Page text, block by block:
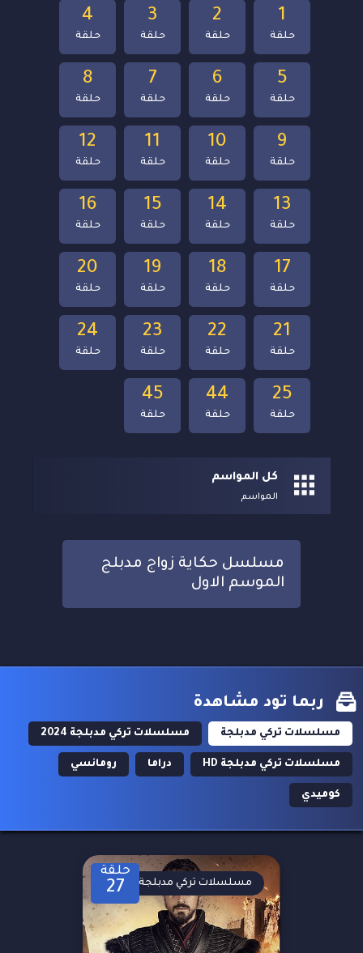
45
حلقة
44
حلقة
25
حلقة
24
حلقة
23
حلقة
22
حلقة
21
حلقة
20
حلقة
19
حلقة
18
حلقة
17
حلقة
16
حلقة
15
حلقة
14
حلقة
13
حلقة
12
حلقة
11
حلقة
10
حلقة
9
حلقة
8
حلقة
7
حلقة
6
حلقة
5
حلقة
4
حلقة
3
حلقة
2
حلقة
1
حلقة
كل المواسم
المواسم
مسلسل حكاية زواج مدبلج
الموسم الاول
ربما تود مشاهدة
مسلسلات تركي مدبلجة مسلسلات تركي مدبلجة 2024
مسلسلات تركي مدبلجة HD دراما رومانسي
كوميدي
حلقة
27 مسلسلات تركي مدبلجة